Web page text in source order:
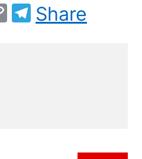
C T
el
Share